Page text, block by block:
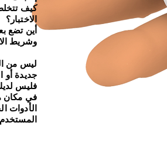
كيف
الاختبار؟
أين تضع
وشريط
ليس من
جديدة أو
فليس
في مكان
الأدوات